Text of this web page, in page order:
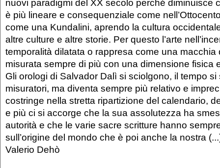
nuovi paradigmi del XX secolo perché diminuisce
è più lineare e consequenziale come
come una Kundalini, aprendo la cultura
altre culture e altre storie. Per questo l’arte
temporalità dilatata o rappresa come una macchia
misurata sempre di più con una dimensione fisica
Gli orologi di Salvador Dalì si sciolgono, il tempo
misuratori, ma diventa sempre più relativo e
costringe nella stretta ripartizione del calendario,
e più ci si accorge che la sua assolutezza ha
autorità e che le varie sacre scritture hanno
sull’origine del mondo che è poi anche la nostra
Valerio Dehò